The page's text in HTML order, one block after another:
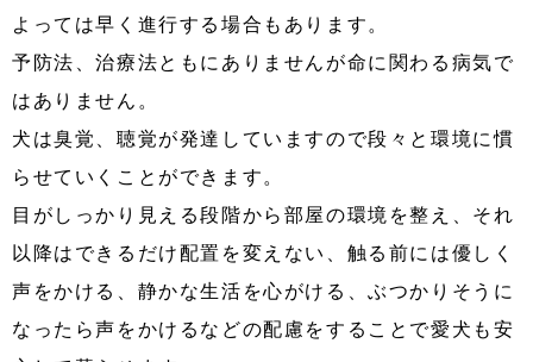
よっては早く進行する場合もあります。
予防法、治療法ともにありませんが命に関わる病気で
はありません。
犬は臭覚、聴覚が発達していますので段々と環境に慣
らせていくことができます。
目がしっかり見える段階から部屋の環境を整え、それ
以降はできるだけ配置を変えない、触る前には優しく
声をかける、静かな生活を心がける、ぶつかりそうに
なったら声をかけるなどの配慮をすることで愛犬も安